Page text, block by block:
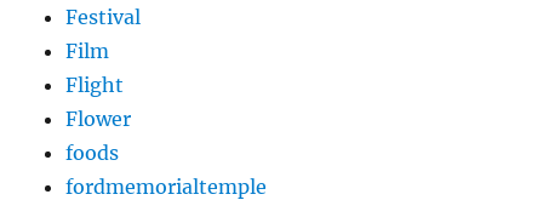
Festival
Film
Flight
Flower
foods
fordmemorialtemple